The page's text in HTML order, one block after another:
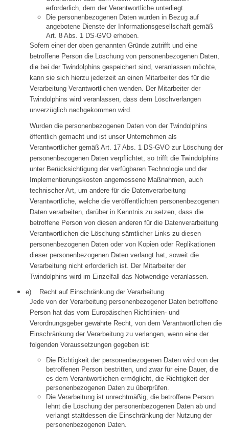
erforderlich, dem der Verantwortliche unterliegt.
Die personenbezogenen Daten wurden in Bezug auf
angebotene Dienste der Informationsgesellschaft gemäß
Art. 8 Abs. 1 DS-GVO erhoben.
Sofern einer der oben genannten Gründe zutrifft und eine
betroffene Person die Löschung von personenbezogenen Daten,
die bei der Twindolphins gespeichert sind, veranlassen möchte,
kann sie sich hierzu jederzeit an einen Mitarbeiter des für die
Verarbeitung Verantwortlichen wenden. Der Mitarbeiter der
Twindolphins wird veranlassen, dass dem Löschverlangen
unverzüglich nachgekommen wird.
Wurden die personenbezogenen Daten von der Twindolphins
öffentlich gemacht und ist unser Unternehmen als
Verantwortlicher gemäß Art. 17 Abs. 1 DS-GVO zur Löschung der
personenbezogenen Daten verpflichtet, so trifft die Twindolphins
unter Berücksichtigung der verfügbaren Technologie und der
Implementierungskosten angemessene Maßnahmen, auch
technischer Art, um andere für die Datenverarbeitung
Verantwortliche, welche die veröffentlichten personenbezogenen
Daten verarbeiten, darüber in Kenntnis zu setzen, dass die
betroffene Person von diesen anderen für die Datenverarbeitung
Verantwortlichen die Löschung sämtlicher Links zu diesen
personenbezogenen Daten oder von Kopien oder Replikationen
dieser personenbezogenen Daten verlangt hat, soweit die
Verarbeitung nicht erforderlich ist. Der Mitarbeiter der
Twindolphins wird im Einzelfall das Notwendige veranlassen.
e) Recht auf Einschränkung der Verarbeitung
Jede von der Verarbeitung personenbezogener Daten betroffene
Person hat das vom Europäischen Richtlinien- und
Verordnungsgeber gewährte Recht, von dem Verantwortlichen die
Einschränkung der Verarbeitung zu verlangen, wenn eine der
folgenden Voraussetzungen gegeben ist:
Die Richtigkeit der personenbezogenen Daten wird von der
betroffenen Person bestritten, und zwar für eine Dauer, die
es dem Verantwortlichen ermöglicht, die Richtigkeit der
personenbezogenen Daten zu überprüfen.
Die Verarbeitung ist unrechtmäßig, die betroffene Person
lehnt die Löschung der personenbezogenen Daten ab und
verlangt stattdessen die Einschränkung der Nutzung der
personenbezogenen Daten.